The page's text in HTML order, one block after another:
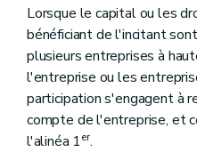
Lorsque le capital ou les
bénéficiant de l'incitant
plusieurs entreprises à
l'entreprise ou les
participation s'engagent à
compte de l'entreprise, et
l'alinéa 1er.